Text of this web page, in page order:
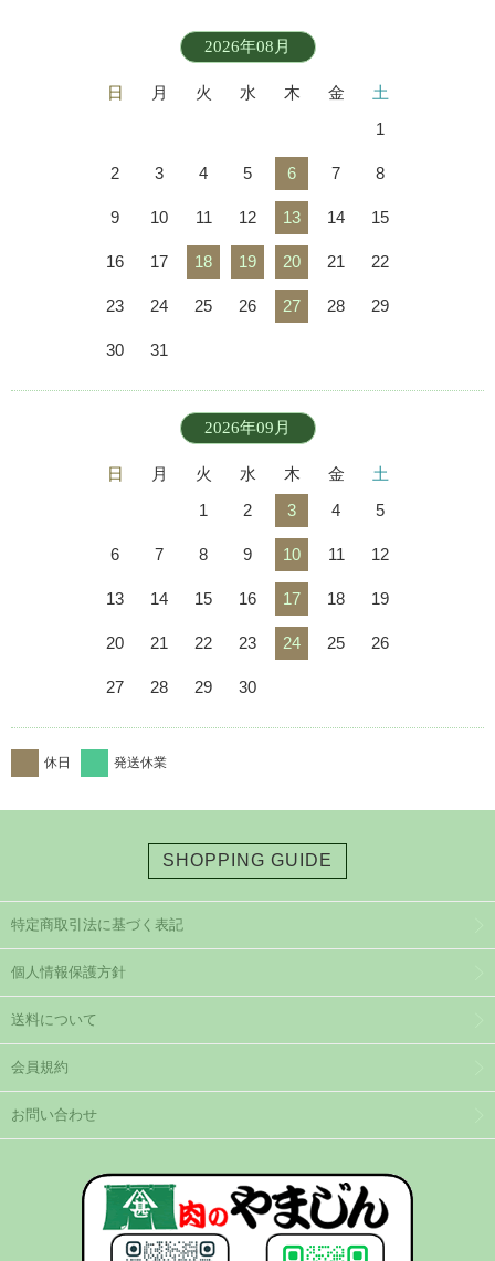
2026年08月
日 月 火 水 木 金
土
1
2 3 4 5 6 7 8
9 10 11 12 13 14 15
16 17 18 19 20 21 22
23 24 25 26 27 28 29
30 31
2026年09月
日 月 火 水 木 金
土
1
2 3 4 5
6 7 8 9 10 11 12
13 14 15 16 17 18 19
20 21 22 23 24 25 26
27 28 29 30
休日 発送休業
SHOPPING GUIDE
特定商取引法に基づく表記
個人情報保護方針
送料について
会員規約
お問い合わせ